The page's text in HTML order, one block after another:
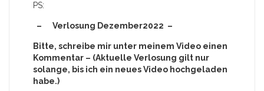
PS:
– Verlosung Dezember2022 –
Bitte, schreibe mir unter meinem Video einen
Kommentar – (Aktuelle Verlosung gilt nur
solange, bis ich ein neues Video hochgeladen
habe.)